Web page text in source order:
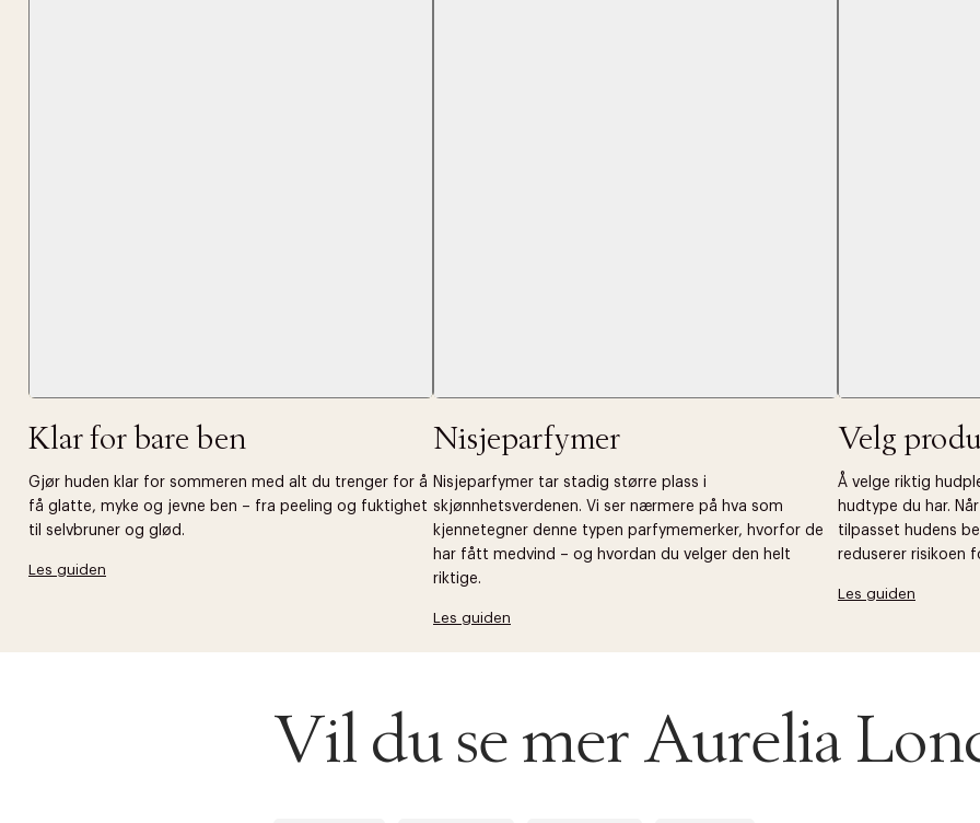
Klar for bare ben
Gjør huden klar for sommeren med alt du trenger for å
få glatte, myke og jevne ben – fra peeling og fuktighet
til selvbruner og glød.
Les guiden
Nisjeparfymer
Nisjeparfymer tar stadig større plass i
skjønnhetsverdenen. Vi ser nærmere på hva som
kjennetegner denne typen parfymemerker, hvorfor de
har fått medvind – og hvordan du velger den helt
riktige.
Les guiden
Velg
Å velge riktig
hudtype du har.
tilpasset hudens
reduserer risikoen
Les guiden
Vil du se mer Aurelia